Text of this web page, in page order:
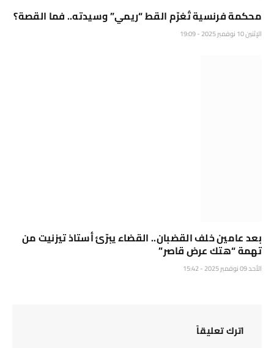
محكمة فرنسية تُغرّم القط ‎“ريمي” وسيدته.. فما القصة؟
الإثنين 10 نوفمبر 2025 - 19:09
بعد عامين خلف القضبان.. القضاء يبرّئ أستاذ تيزنيت من
تهمة “هتك عرض قاصر”
الأحد 09 نوفمبر 2025 - 15:42
اترك تعليقاً